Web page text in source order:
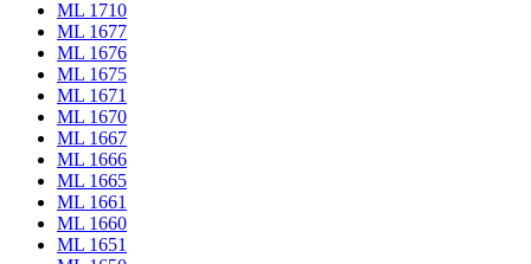
ML 1710
ML 1677
ML 1676
ML 1675
ML 1671
ML 1670
ML 1667
ML 1666
ML 1665
ML 1661
ML 1660
ML 1651